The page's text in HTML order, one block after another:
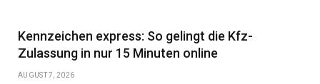
Kennzeichen express: So gelingt die Kfz-
Zulassung in nur 15 Minuten online
AUGUST 7, 2026